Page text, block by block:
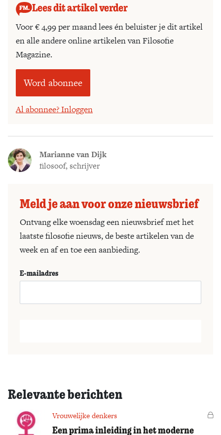
Lees dit artikel verder
Voor € 4,99 per maand lees én beluister je dit artikel
en alle andere online artikelen van Filosofie
Magazine.
Word abonnee
Al abonnee? Inloggen
Marianne van Dijk
filosoof, schrijver
Meld je aan voor onze nieuwsbrief
Ontvang elke woensdag een nieuwsbrief met het
laatste filosofie nieuws, de beste artikelen van de
week en af en toe een aanbieding.
E-mailadres
Relevante berichten
Vrouwelijke denkers
Een prima inleiding in het moderne